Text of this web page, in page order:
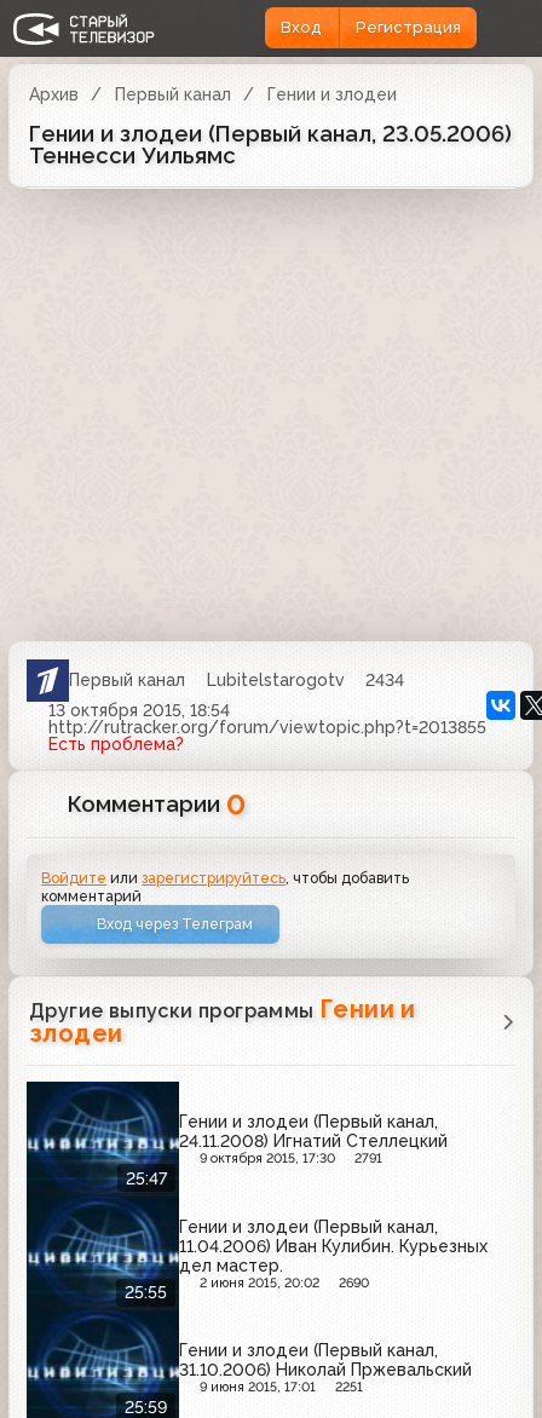
Вход Регистрация
Архив Первый канал Гении и злодеи
Гении и злодеи (Первый канал, 23.05.2006)
Теннесси Уильямс
Первый канал Lubitelstarogotv
2434
13 октября 2015, 18:54
http://rutracker.org/forum/viewtopic.php?t=2013855
Есть проблема?
Комментарии 0
Войдите илизарегистрируйтесь , чтобы добавить
комментарий
Вход через Телеграм
Другие выпуски программы Гении и
злодеи
25:47
Гении и злодеи (Первый канал,
24.11.2008) Игнатий Стеллецкий
9 октября 2015, 17:30 2791
25:55
Гении и злодеи (Первый канал,
11.04.2006) Иван Кулибин. Курьезных
дел мастер.
2 июня 2015, 20:02 2690
25:59
Гении и злодеи (Первый канал,
31.10.2006) Николай Пржевальский
9 июня 2015, 17:01 2251